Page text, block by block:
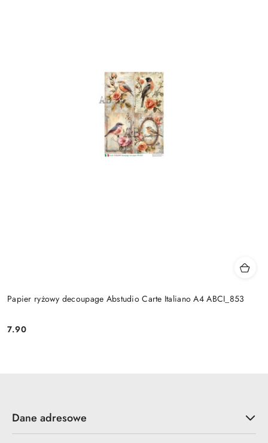
Papier ryżowy decoupage Abstudio Carte Italiano A4 ABCI_853
Cena:
7.90
Dane adresowe